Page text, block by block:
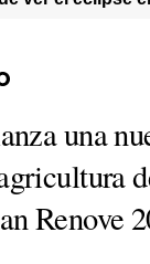
una
Renove